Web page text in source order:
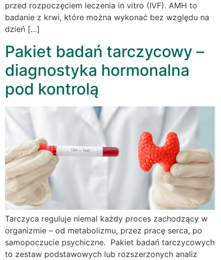
przed rozpoczęciem leczenia in vitro (IVF). AMH to
badanie z krwi, które można wykonać bez względu na
dzień […]
Pakiet badań tarczycowy –
diagnostyka hormonalna
pod kontrolą
Tarczyca reguluje niemal każdy proces zachodzący w
organizmie – od metabolizmu, przez pracę serca, po
samopoczucie psychiczne. Pakiet badań tarczycowych
to zestaw podstawowych lub rozszerzonych analiz